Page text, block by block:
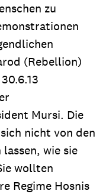
zu
(Rebellion)
Mursi. Die
nicht von den
wie sie
wollten
Regime Hosnis